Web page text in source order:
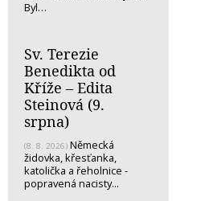
Byl…
Sv. Terezie
Benedikta od
Kříže – Edita
Steinová (9.
srpna)
(8. 8. 2026) Německá
židovka, křesťanka,
katolička a řeholnice -
popravená nacisty...